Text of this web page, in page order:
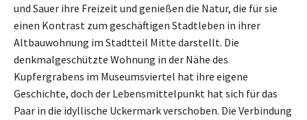
und Sauer ihre Freizeit und genießen die Natur, die für sie
einen Kontrast zum geschäftigen Stadtleben in ihrer
Altbauwohnung im Stadtteil Mitte darstellt. Die
denkmalgeschützte Wohnung in der Nähe des
Kupfergrabens im Museumsviertel hat ihre eigene
Geschichte, doch der Lebensmittelpunkt hat sich für das
Paar in die idyllische Uckermark verschoben. Die Verbindung